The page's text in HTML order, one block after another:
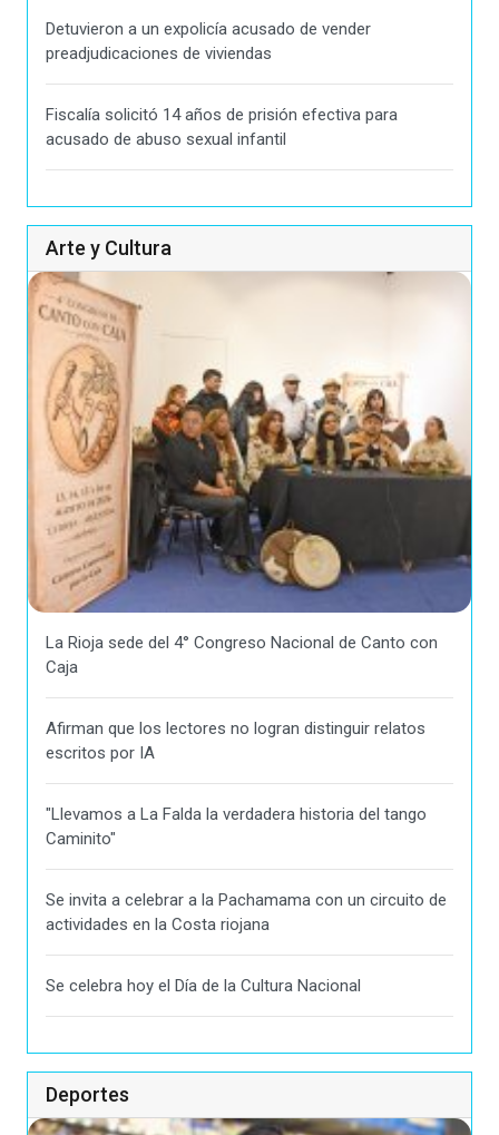
Detuvieron a un expolicía acusado de vender
preadjudicaciones de viviendas
Fiscalía solicitó 14 años de prisión efectiva para
acusado de abuso sexual infantil
Arte y Cultura
La Rioja sede del 4° Congreso Nacional de Canto con
Caja
Afirman que los lectores no logran distinguir relatos
escritos por IA
"Llevamos a La Falda la verdadera historia del tango
Caminito"
Se invita a celebrar a la Pachamama con un circuito de
actividades en la Costa riojana
Se celebra hoy el Día de la Cultura Nacional
Deportes